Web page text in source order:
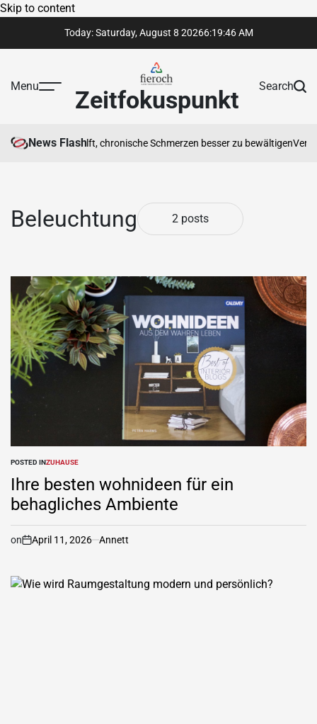
Skip to content
Today: Saturday, August 8 20266:19:46 AM
Menu Zeitfokuspunkt Search
News Flash
Ihnen hilft, chronische Schmerzen besser zu bewältigen
Beleuchtung 2 posts
POSTED INZUHAUSE
Ihre besten wohnideen für ein
behagliches Ambiente
on April 11, 2026 Annett